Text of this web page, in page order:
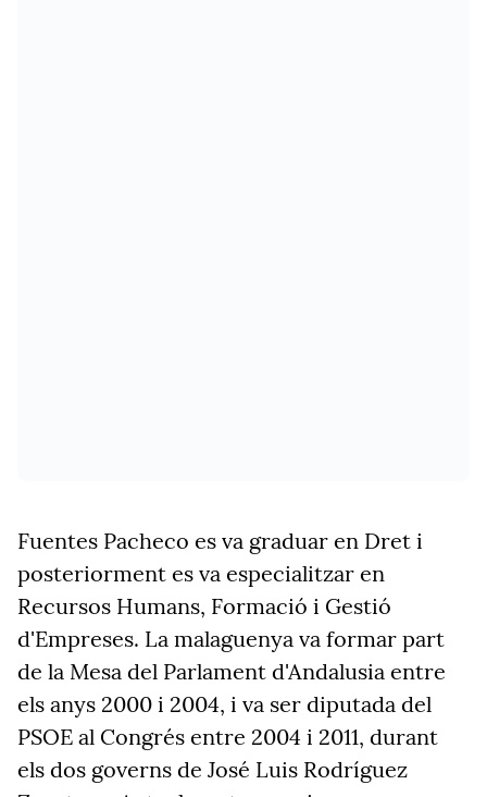
Fuentes Pacheco es va graduar en Dret i
posteriorment es va especialitzar en
Recursos Humans, Formació i Gestió
d'Empreses. La malaguenya va formar part
de la Mesa del Parlament d'Andalusia entre
els anys 2000 i 2004, i va ser diputada del
PSOE al Congrés entre 2004 i 2011, durant
els dos governs de José Luis Rodríguez